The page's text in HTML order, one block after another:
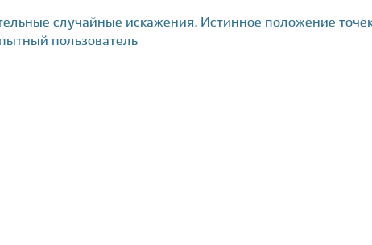
случайные искажения. Истинное положение
пользователь